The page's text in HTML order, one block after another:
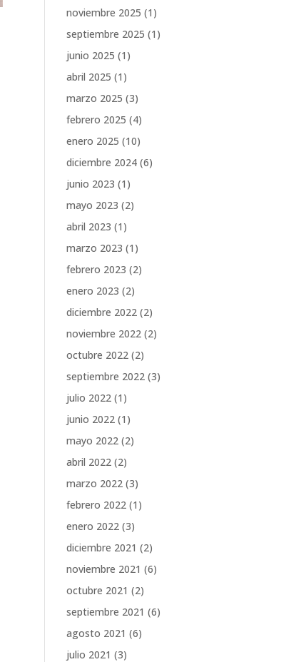
noviembre 2025 (1)
septiembre 2025 (1)
junio 2025 (1)
abril 2025 (1)
marzo 2025 (3)
febrero 2025 (4)
enero 2025 (10)
diciembre 2024 (6)
junio 2023 (1)
mayo 2023 (2)
abril 2023 (1)
marzo 2023 (1)
febrero 2023 (2)
enero 2023 (2)
diciembre 2022 (2)
noviembre 2022 (2)
octubre 2022 (2)
septiembre 2022 (3)
julio 2022 (1)
junio 2022 (1)
mayo 2022 (2)
abril 2022 (2)
marzo 2022 (3)
febrero 2022 (1)
enero 2022 (3)
diciembre 2021 (2)
noviembre 2021 (6)
octubre 2021 (2)
septiembre 2021 (6)
agosto 2021 (6)
julio 2021 (3)